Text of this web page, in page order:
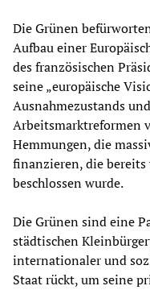
Die Grünen
Aufbau einer
des französischen
seine „europäische
Ausnahmezustands
Arbeitsmarktreformen
Hemmungen, die
finanzieren, die
beschlossen wurde.
Die Grünen sind eine
städtischen
internationaler und
Staat rückt, um seine